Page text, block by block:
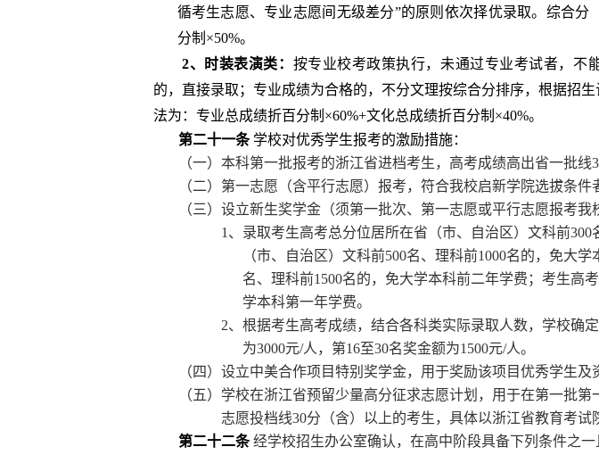
循考生志愿、专业志愿间无级差分”的原则依次择优录取。综合分
分制×50%。
2、时装表演类： 按专业校考政策执行，未通过专业考试者，不
的，直接录取；专业成绩为合格的，不分文理按综合分排序，根据招
法为：专业总成绩折百分制×60%+文化总成绩折百分制×40%。
第二十一条 学校对优秀学生报考的激励措施：
（一）本科第一批报考的浙江省进档考生，高考成绩高出省一批线
（二）第一志愿（含平行志愿）报考，符合我校启新学院选拔条件
（三）设立新生奖学金（须第一批次、第一志愿或平行志愿报考我
1 、录取考生高考总分位居所在省（市、自治区）文科前300
（市、自治区）文科前500名、理科前1000名的，免大学
名、理科前1500名的，免大学本科前二年学费；考生高
学本科第一年学费。
2、根据考生高考成绩，结合各科类实际录取人数，学校确
为3000元/人，第16至30名奖金额为1500元/人。
（四）设立中美合作项目特别奖学金，用于奖励该项目优秀学生
（五）学校在浙江省预留少量高分征求志愿计划，用于在第一批
志愿投档线30分（含）以上的考生，具体以浙江省教育考试
第二十二条 经学校招生办公室确认，在高中阶段具备下列条件之